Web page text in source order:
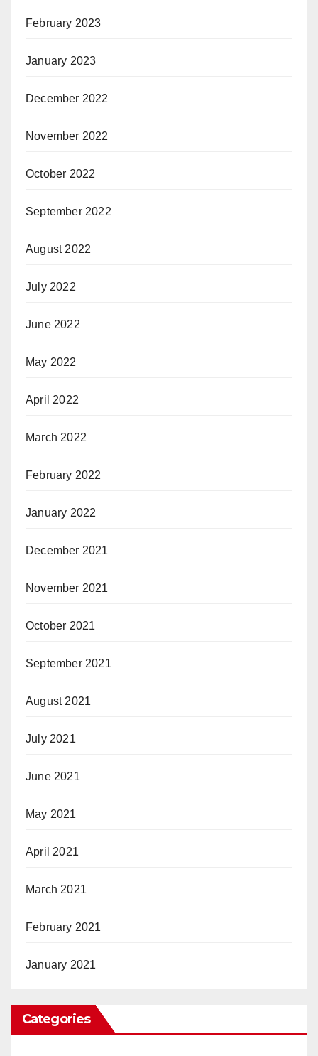
February 2023
January 2023
December 2022
November 2022
October 2022
September 2022
August 2022
July 2022
June 2022
May 2022
April 2022
March 2022
February 2022
January 2022
December 2021
November 2021
October 2021
September 2021
August 2021
July 2021
June 2021
May 2021
April 2021
March 2021
February 2021
January 2021
Categories